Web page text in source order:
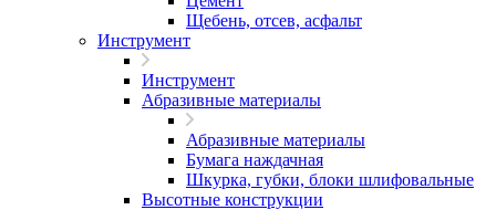
Щебень, отсев, асфальт
Инструмент
Инструмент
Абразивные материалы
Абразивные материалы
Бумага наждачная
Шкурка, губки, блоки шлифовальные
Высотные конструкции